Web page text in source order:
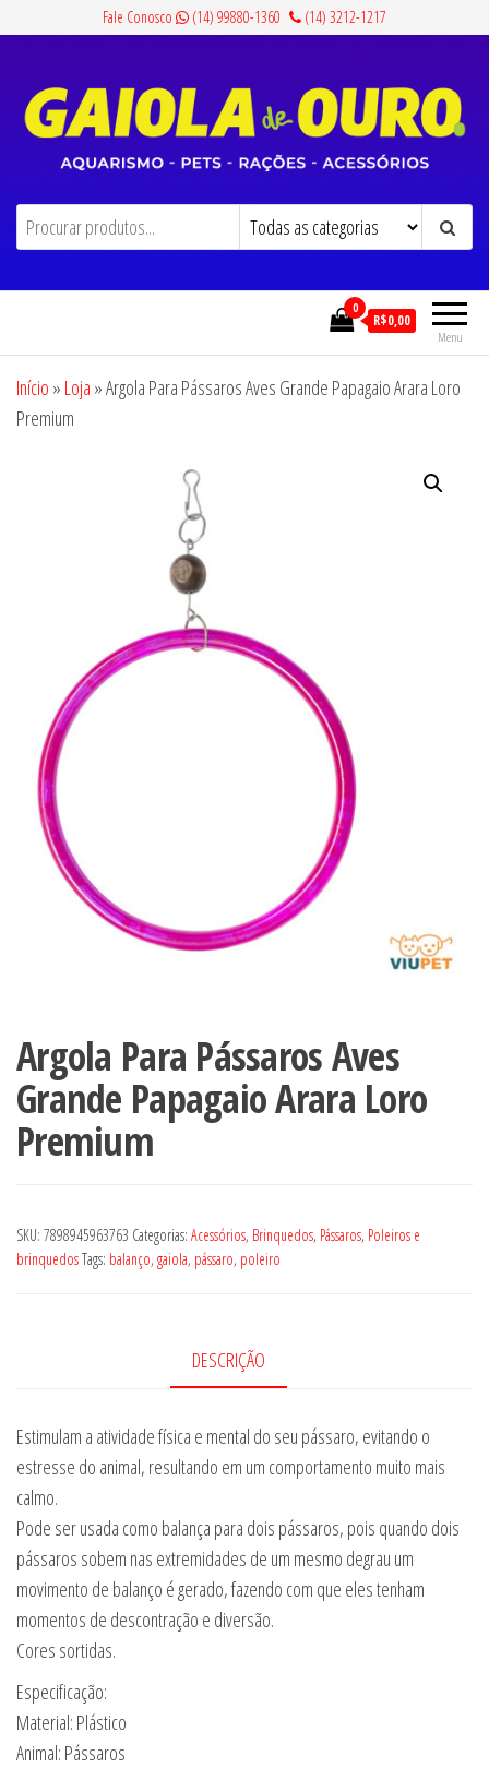
conteúdo
Fale Conosco (14) 99880-1360 (14) 3212-1217
Gaiola de Ouro Aquarismo, Pets, Rações e Acessórios
Menu
0
R$0,00
Início » Loja »Argola Para Pássaros Aves Grande Papagaio Arara Loro
Premium
Argola Para Pássaros Aves
Grande Papagaio Arara Loro
Premium
SKU: 7898945963763 Categorias: Acessórios, Brinquedos, Pássaros, Poleiros e
brinquedosTags: balanço, gaiola, pássaro, poleiro
DESCRIÇÃO
Estimulam a atividade física e mental do seu pássaro, evitando o
estresse do animal, resultando em um comportamento muito mais
calmo.
Pode ser usada como balança para dois pássaros, pois quando dois
pássaros sobem nas extremidades de um mesmo degrau um
movimento de balanço é gerado, fazendo com que eles tenham
momentos de descontração e diversão.
Cores sortidas.
Especificação:
Material: Plástico
Animal: Pássaros